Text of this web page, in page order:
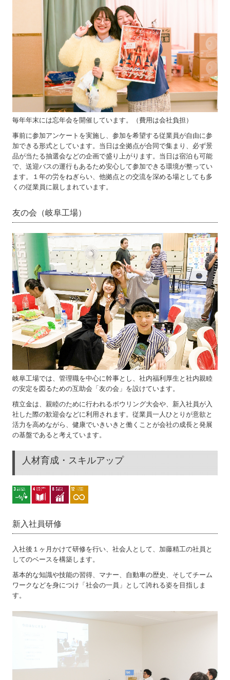
毎年年末には忘年会を開催しています。（費用は会社負担）
事前に参加アンケートを実施し、参加を希望する従業員が自由に参
加できる形式としています。当日は全拠点が合同で集まり、必ず景
品が当たる抽選会などの企画で盛り上がります。当日は宿泊も可能
で、送迎バスの運行もあるため安心して参加できる環境が整ってい
ます。１年の労をねぎらい、他拠点との交流を深める場としても多
くの従業員に親しまれています。
友の会（岐阜工場）
岐阜工場では、管理職を中心に幹事とし、社内福利厚生と社内親睦
の安定を図るための互助会「友の会」を設けています。
積立金は、親睦のために行われるボウリング大会や、新入社員が入
社した際の歓迎会などに利用されます。従業員一人ひとりが意欲と
活力を高めながら、健康でいきいきと働くことが会社の成長と発展
の基盤であると考えています。
人材育成・スキルアップ
新入社員研修
入社後１ヶ月かけて研修を行い、社会人として、加藤精工の社員と
してのベースを構築します。
基本的な知識や技能の習得、マナー、自動車の歴史、そしてチーム
ワークなどを身につけ「社会の一員」として誇れる姿を目指しま
す。